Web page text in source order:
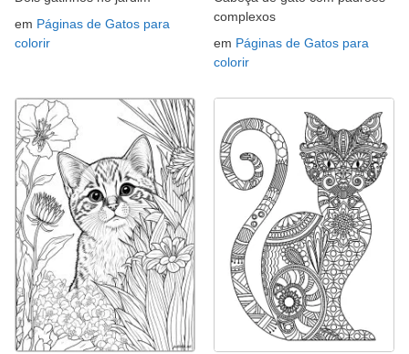
em Páginas de Gatos para
colorir
complexos
em Páginas de Gatos para
colorir